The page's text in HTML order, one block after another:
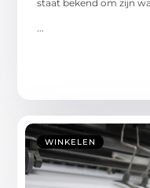
staat bekend om zijn
...
WINKELEN